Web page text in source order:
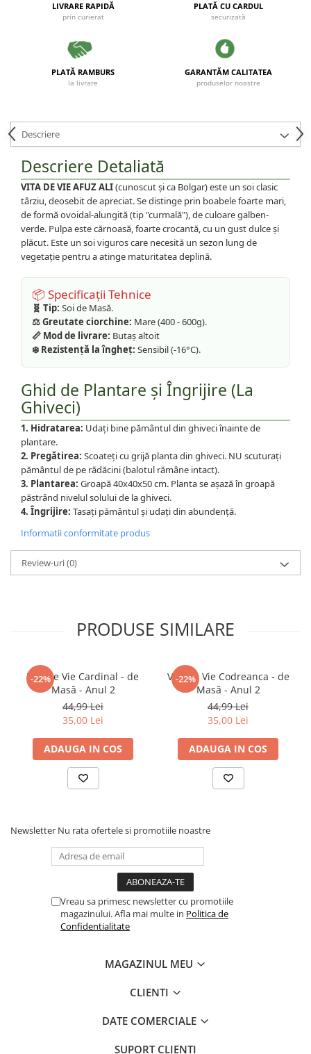
LIVRARE RAPIDĂ
prin curierat
PLATĂ CU CARDUL
securizată
PLATĂ RAMBURS
la livrare
GARANTĂM CALITATEA
produselor noastre
Descriere
Descriere Detaliată
VITA DE VIE AFUZ ALI(cunoscut și ca Bolgar) este un soi clasic
târziu, deosebit de apreciat. Se distinge prin boabele foarte mari,
de formă ovoidal-alungită (tip "curmală"), de culoare galben-
verde. Pulpa este cărnoasă, foarte crocantă, cu un gust dulce și
plăcut. Este un soi viguros care necesită un sezon lung de
vegetație pentru a atinge maturitatea deplină.
📦 Specificații Tehnice
🧬 Tip: Soi de Masă.
⚖️ Greutate ciorchine: Mare (400 - 600g).
📏 Mod de livrare: Butaș altoit
❄️ Rezistență la îngheț: Sensibil (-16°C).
Ghid de Plantare și Îngrijire (La
Ghiveci)
1. Hidratarea: Udați bine pământul din ghiveci înainte de
plantare.
2. Pregătirea: Scoateți cu grijă planta din ghiveci. NU scuturați
pământul de pe rădăcini (balotul rămâne intact).
3. Plantarea: Groapă 40x40x50 cm. Planta se așază în groapă
păstrând nivelul solului de la ghiveci.
4. Îngrijire: Tasați pământul și udați din abundență.
Informatii conformitate produs
Review-uri(0)
PRODUSE SIMILARE
-22%
Viță de Vie Cardinal - de
Masă - Anul 2
44,99 Lei
35,00 Lei
ADAUGA IN COS
-22%
Viță de Vie Codreanca - de
Masă - Anul 2
44,99 Lei
35,00 Lei
ADAUGA IN COS
Newsletter Nu rata ofertele si promotiile noastre
Vreau sa primesc newsletter cu promotiile
magazinului. Afla mai multe in Politica de
Confidentialitate
MAGAZINUL MEU
CLIENTI
DATE COMERCIALE
SUPORT CLIENTI